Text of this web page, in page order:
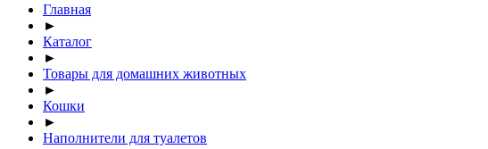
Главная
►
Каталог
►
Товары для домашних животных
►
Кошки
►
Наполнители для туалетов